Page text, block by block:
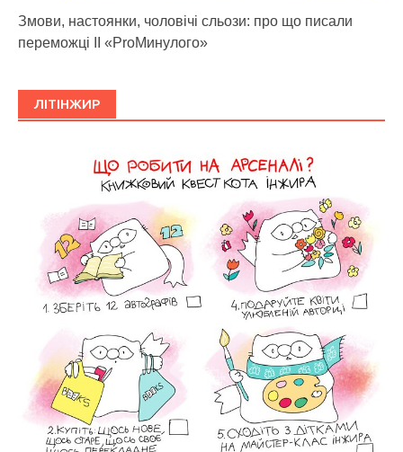
Змови, настоянки, чоловічі сльози: про що писали
переможці ІІ «ProМинулого»
ЛІТІНЖИР